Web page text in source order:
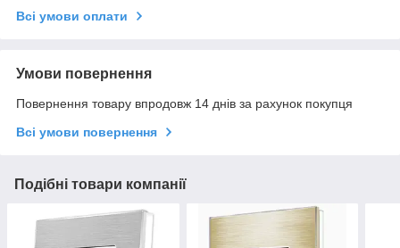
Всі умови оплати
Умови повернення
Повернення товару впродовж 14 днів за рахунок покупця
Всі умови повернення
Подібні товари компанії